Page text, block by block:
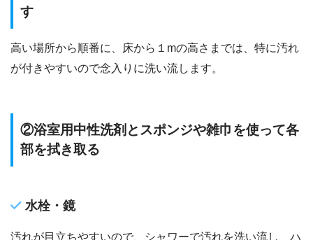
す
高い場所から順番に、床から１mの高さまでは、特に汚れ
が付きやすいので念入りに洗い流します。
②浴室用中性洗剤とスポンジや雑巾を使って各
部を拭き取る
水栓・鏡
汚れが目立ちやすいので、シャワーで汚れを洗い流し、ハ